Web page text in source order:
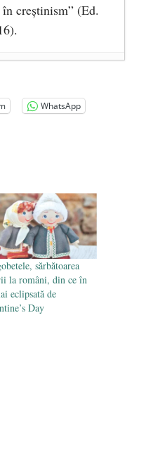
creștinism” (Ed.
ÎNTRU
- 17 martie 2021
mai 2020
(1892-1975)
WhatsApp
sărbătoarea
la români, din ce în
eclipsată de
Day